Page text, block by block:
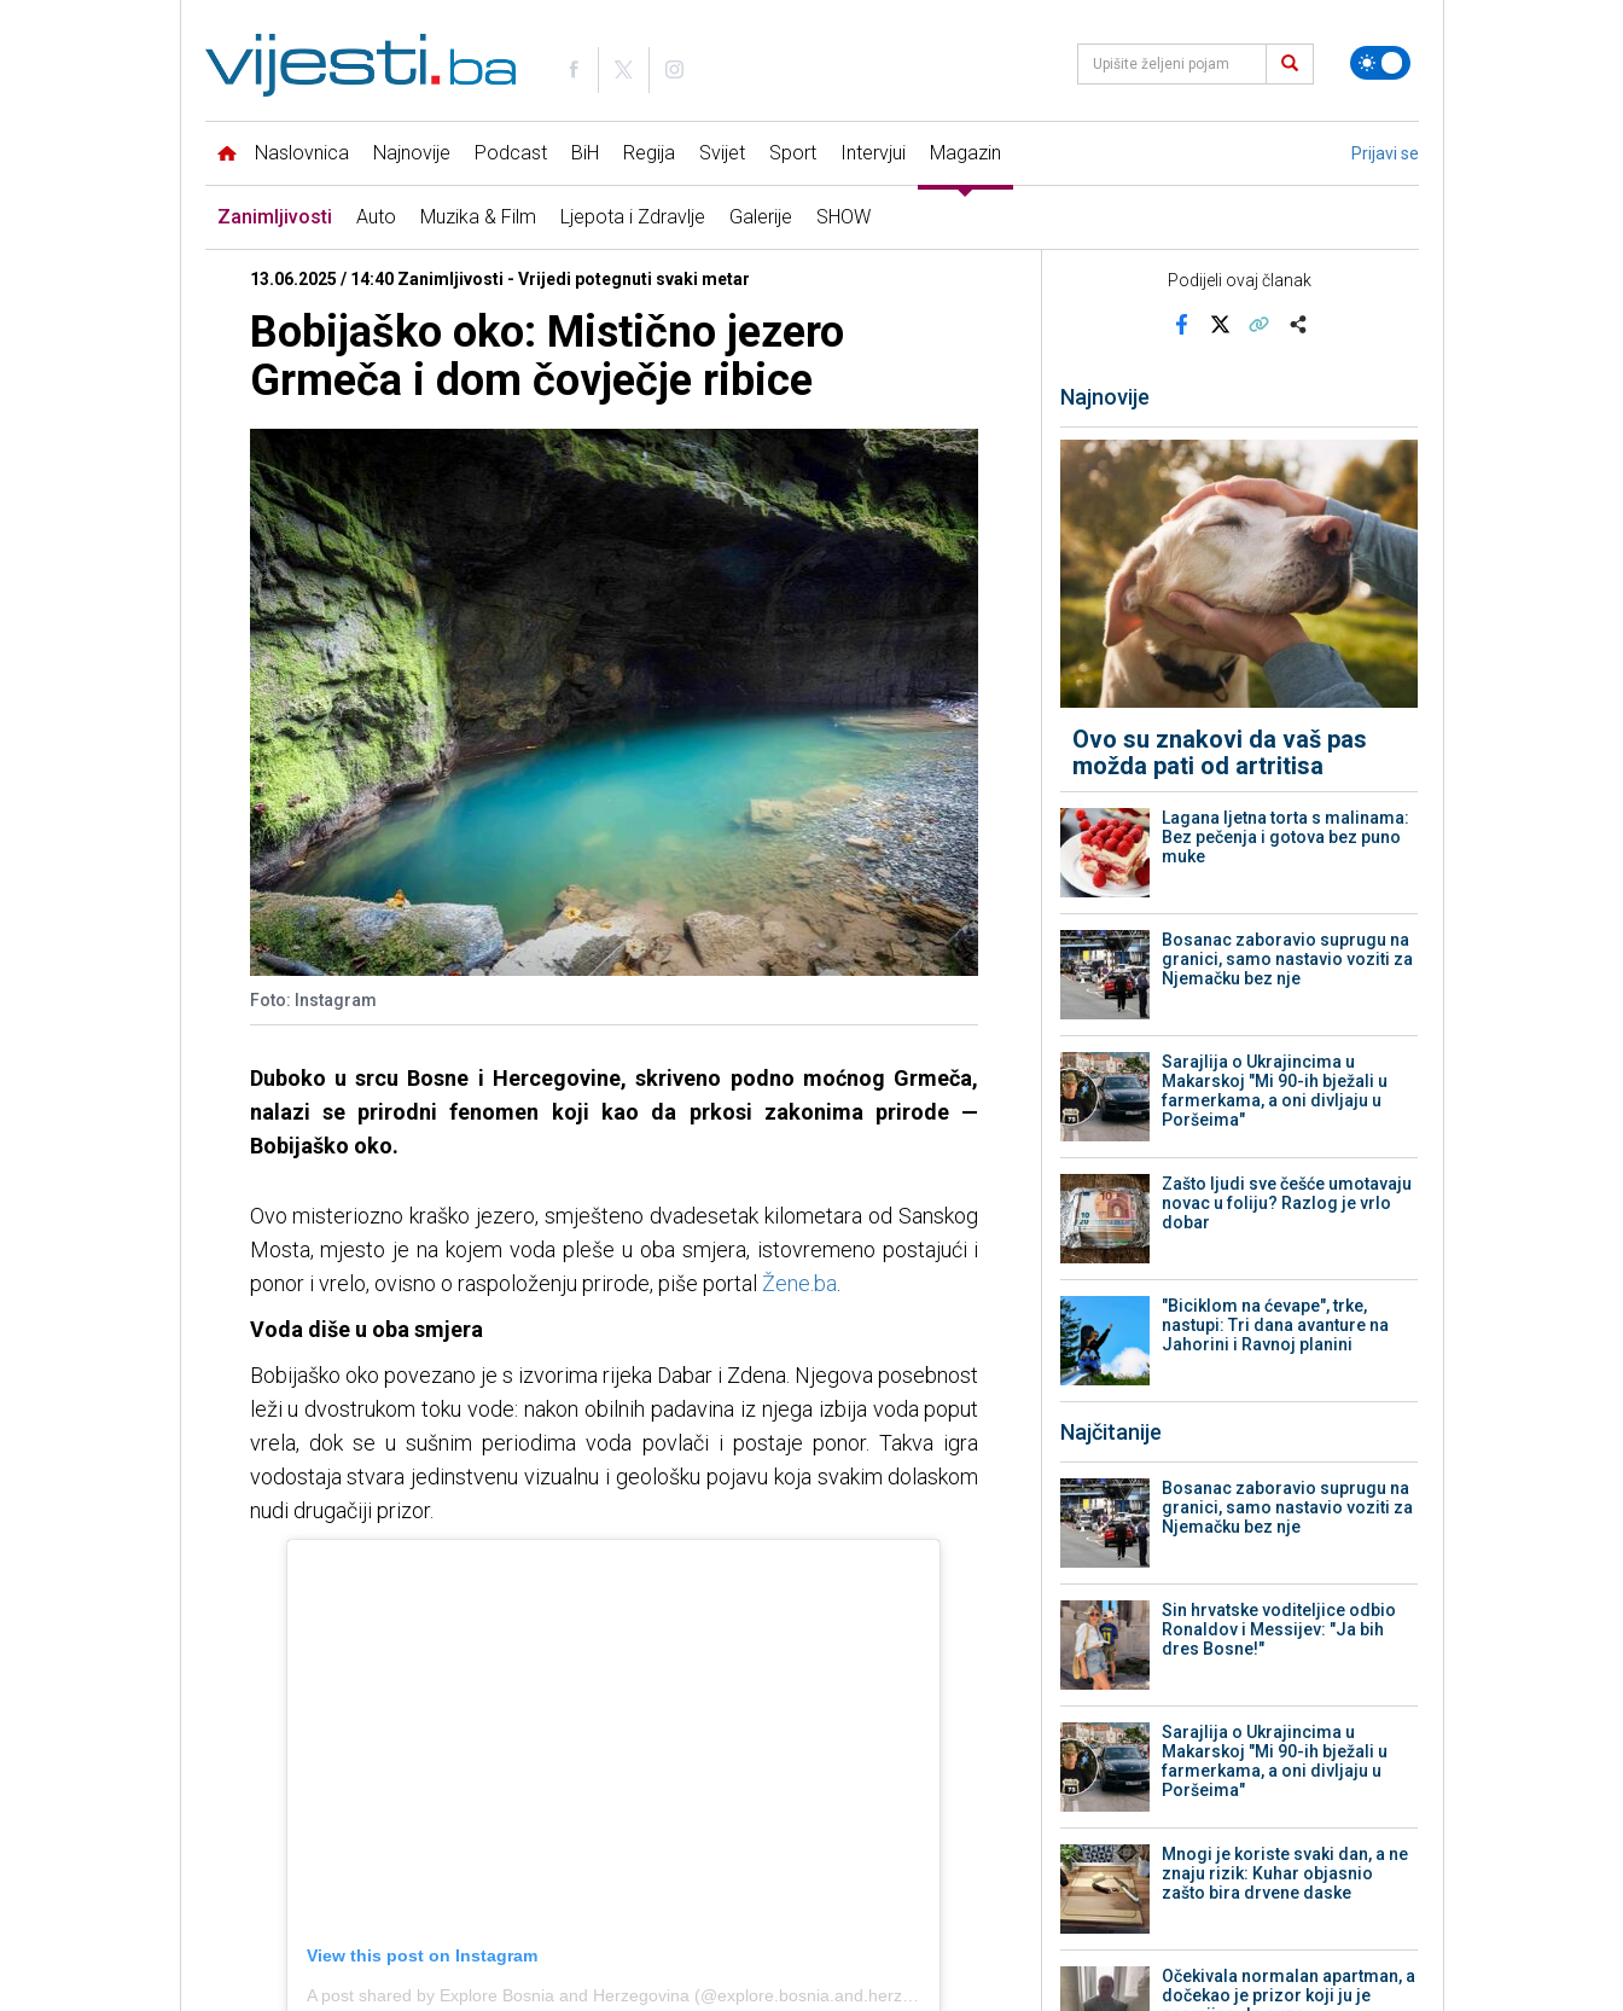
Naslovnica Najnovije Podcast BiH Regija Svijet Sport Intervjui Magazin Prijavi se
Zanimljivosti Auto Muzika & Film Ljepota i Zdravlje Galerije SHOW
13.06.2025 / 14:40 Zanimljivosti - Vrijedi potegnuti svaki metar
Bobijaško oko: Mistično jezero
Grmeča i dom čovječje ribice
Foto: Instagram
Duboko u srcu Bosne i Hercegovine, skriveno podno moćnog Grmeča,
nalazi se prirodni fenomen koji kao da prkosi zakonima prirode —
Bobijaško oko.
Ovo misteriozno kraško jezero, smješteno dvadesetak kilometara od Sanskog
Mosta, mjesto je na kojem voda pleše u oba smjera, istovremeno postajući i
ponor i vrelo, ovisno o raspoloženju prirode, piše portal Žene.ba.
Voda diše u oba smjera
Bobijaško oko povezano je s izvorima rijeka Dabar i Zdena. Njegova posebnost
leži u dvostrukom toku vode: nakon obilnih padavina iz njega izbija voda poput
vrela, dok se u sušnim periodima voda povlači i postaje ponor. Takva igra
vodostaja stvara jedinstvenu vizualnu i geološku pojavu koja svakim dolaskom
nudi drugačiji prizor.
View this post on Instagram
A post shared by Explore Bosnia and Herzegovina (@explore.bosnia.and.herzegovina)
Podijeli ovaj članak
Najnovije
Ovo su znakovi da vaš pas
možda pati od artritisa
Lagana ljetna torta s malinama:
Bez pečenja i gotova bez puno
muke
Bosanac zaboravio suprugu na
granici, samo nastavio voziti za
Njemačku bez nje
Sarajlija o Ukrajincima u
Makarskoj "Mi 90-ih bježali u
farmerkama, a oni divljaju u
Poršeima"
Zašto ljudi sve češće umotavaju
novac u foliju? Razlog je vrlo
dobar
"Biciklom na ćevape", trke,
nastupi: Tri dana avanture na
Jahorini i Ravnoj planini
Najčitanije
Bosanac zaboravio suprugu na
granici, samo nastavio voziti za
Njemačku bez nje
Sin hrvatske voditeljice odbio
Ronaldov i Messijev: "Ja bih
dres Bosne!"
Sarajlija o Ukrajincima u
Makarskoj "Mi 90-ih bježali u
farmerkama, a oni divljaju u
Poršeima"
Mnogi je koriste svaki dan, a ne
znaju rizik: Kuhar objasnio
zašto bira drvene daske
Očekivala normalan apartman, a
dočekao je prizor koji ju je